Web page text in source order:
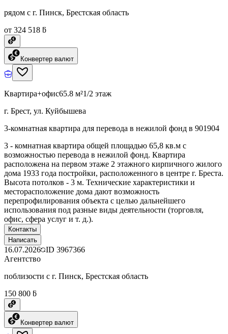
рядом с г. Пинск, Брестская область
от 324 518 ƃ
Конвертер валют
Квартира+офис65.8 м²1/2 этаж
г. Брест, ул. Куйбышева
3-комнатная квартира для перевода в нежилой фонд в 901904
3 - комнатная квартира общей площадью 65,8 кв.м с
возможностью перевода в нежилой фонд. Квартира
расположена на первом этаже 2 этажного кирпичного жилого
дома 1933 года постройки, расположенного в центре г. Бреста.
Высота потолков - 3 м. Технические характеристики и
месторасположение дома дают возможность
перепрофилирования объекта с целью дальнейшего
использования под разные виды деятельности (торговля,
офис, сфера услуг и т. д.).
Контакты
Написать
16.07.2026 ID 3967366
Агентство
поблизости с г. Пинск, Брестская область
150 800 ƃ
Конвертер валют